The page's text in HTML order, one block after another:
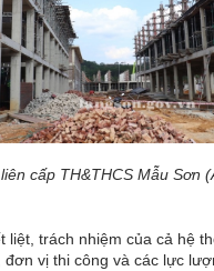
cấp TH&THCS Mẫu Sơn
trách nhiệm của cả hệ
vị thi công và các lực